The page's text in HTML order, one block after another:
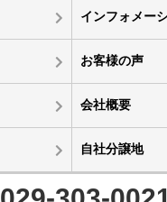
インフォメー
お客様の声
会社概要
自社分譲地